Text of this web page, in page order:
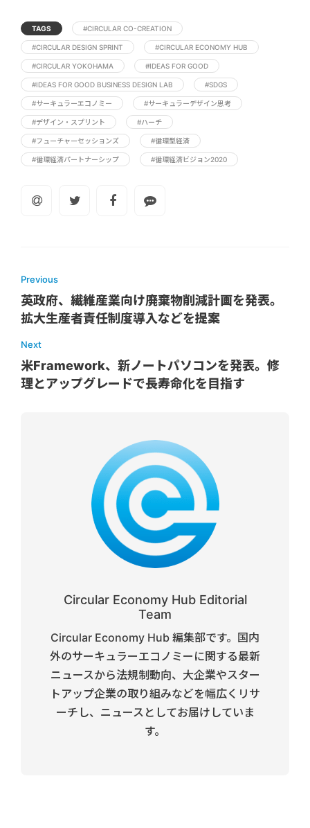
TAGS #CIRCULAR CO-CREATION
#CIRCULAR DESIGN SPRINT #CIRCULAR ECONOMY HUB
#CIRCULAR YOKOHAMA #IDEAS FOR GOOD
#IDEAS FOR GOOD BUSINESS DESIGN LAB #SDGS
#サーキュラーエコノミー #サーキュラーデザイン思考
#デザイン・スプリント #ハーチ
#フューチャーセッションズ #循環型経済
#循環経済パートナーシップ #循環経済ビジョン2020
Previous
英政府、繊維産業向け廃棄物削減計画を発表。
拡大生産者責任制度導入などを提案
Next
米Framework、新ノートパソコンを発表。修
理とアップグレードで長寿命化を目指す
Circular Economy Hub Editorial
Team
Circular Economy Hub 編集部です。国内
外のサーキュラーエコノミーに関する最新
ニュースから法規制動向、大企業やスター
トアップ企業の取り組みなどを幅広くリサ
ーチし、ニュースとしてお届けしていま
す。